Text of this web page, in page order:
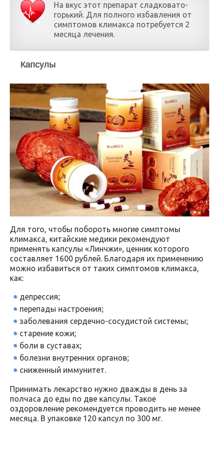
На вкус этот препарат сладковато-
горький. Для полного избавления от
симптомов климакса потребуется 2
месяца лечения.
Капсулы
Для того, чтобы побороть многие симптомы
климакса, китайские медики рекомендуют
применять капсулы «Линчжи», ценник которого
составляет 1600 рублей. Благодаря их применению
можно избавиться от таких симптомов климакса,
как:
депрессия;
перепады настроения;
заболевания сердечно-сосудистой системы;
старение кожи;
боли в суставах;
болезни внутренних органов;
сниженный иммунитет.
Принимать лекарство нужно дважды в день за
полчаса до еды по две капсулы. Такое
оздоровление рекомендуется проводить не менее
месяца. В упаковке 120 капсул по 300 мг.